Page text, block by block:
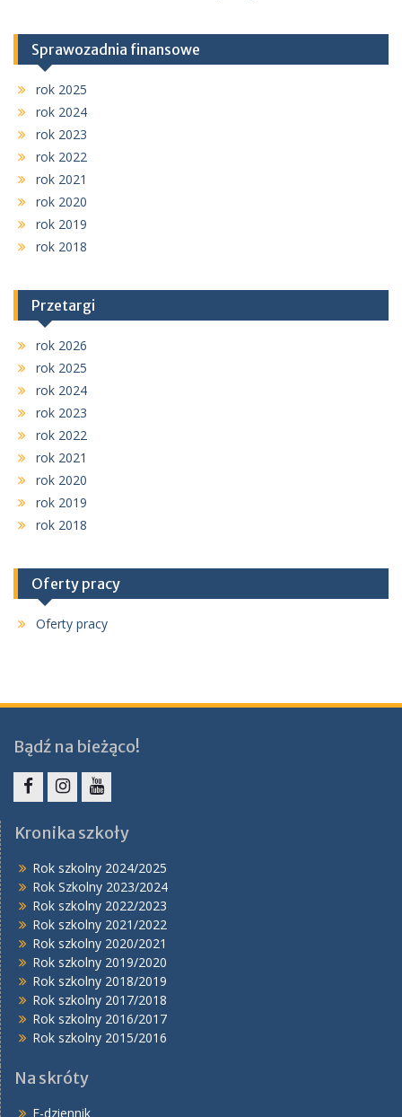
Sprawozadnia finansowe
rok 2025
rok 2024
rok 2023
rok 2022
rok 2021
rok 2020
rok 2019
rok 2018
Przetargi
rok 2026
rok 2025
rok 2024
rok 2023
rok 2022
rok 2021
rok 2020
rok 2019
rok 2018
Oferty pracy
Oferty pracy
Bądź na bieżąco!
Kronika szkoły
Rok szkolny 2024/2025
Rok Szkolny 2023/2024
Rok szkolny 2022/2023
Rok szkolny 2021/2022
Rok szkolny 2020/2021
Rok szkolny 2019/2020
Rok szkolny 2018/2019
Rok szkolny 2017/2018
Rok szkolny 2016/2017
Rok szkolny 2015/2016
Na skróty
E-dziennik